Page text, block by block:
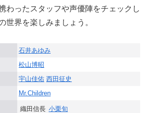
わったスタッフや声優陣をチェックし
世界を楽しみましょう。
石井あゆみ
松山博昭
宇山佳佑 西田征史
Mr.Children
織田信長 小栗旬